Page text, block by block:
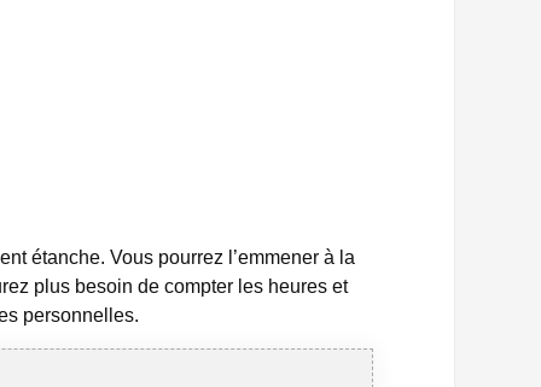
étanche. Vous pourrez l’emmener à la
plus besoin de compter les heures et
personnelles.